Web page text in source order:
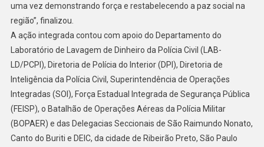
uma vez demonstrando força e restabelecendo a paz social na
região”, finalizou.
A ação integrada contou com apoio do Departamento do
Laboratório de Lavagem de Dinheiro da Polícia Civil (LAB-
LD/PCPI), Diretoria de Polícia do Interior (DPI), Diretoria de
Inteligência da Polícia Civil, Superintendência de Operações
Integradas (SOI), Força Estadual Integrada de Segurança Pública
(FEISP), o Batalhão de Operações Aéreas da Polícia Militar
(BOPAER) e das Delegacias Seccionais de São Raimundo Nonato,
Canto do Buriti e DEIC, da cidade de Ribeirão Preto, São Paulo